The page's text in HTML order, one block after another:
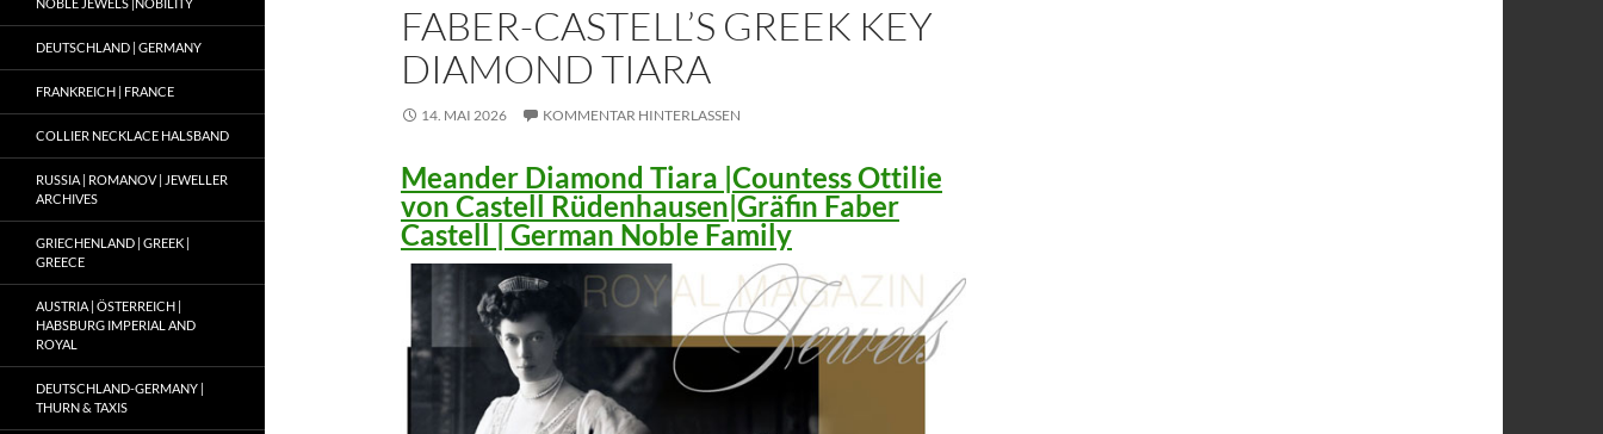
FABER-CASTELL’S GREEK KEY
DIAMOND TIARA
14. MAI 2026 KOMMENTAR HINTERLASSEN
Meander Diamond Tiara |Countess Ottilie
von Castell Rüdenhausen|Gräfin Faber
Castell | German Noble Family
DEUTSCHLAND | GERMANY
FRANKREICH | FRANCE
COLLIER NECKLACE HALSBAND
RUSSIA | ROMANOV | JEWELLER
ARCHIVES
GRIECHENLAND | GREEK |
GREECE
AUSTRIA | ÖSTERREICH |
HABSBURG IMPERIAL AND
ROYAL
DEUTSCHLAND-GERMANY |
THURN & TAXIS